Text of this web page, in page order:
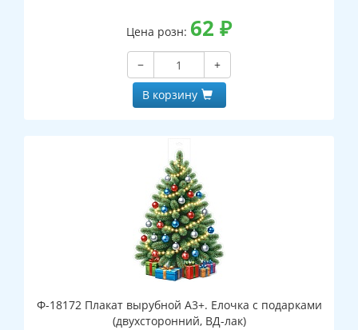
Цена розн: 62 ₽
−
+
В корзину
Ф-18172 Плакат вырубной А3+. Елочка с подарками
(двухсторонний, ВД-лак)